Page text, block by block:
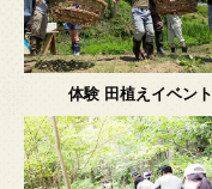
体験 田植えイベント